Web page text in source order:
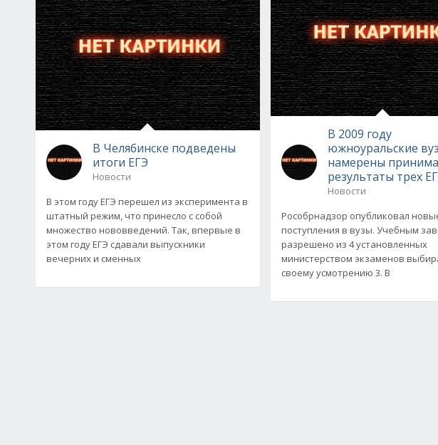
В Челябинске подведены
итоги ЕГЭ
Новости
В этом году ЕГЭ перешел из эксперимента в
штатный режим, что принесло с собой
множество нововведений. Так, впервые в
этом году ЕГЭ сдавали выпускники
вечерних и сменных
В 2009 году
южноуральские
намерены
результаты трех
Новости
Рособрнадзор опубликовал
поступления в вузы. Учебным
разрешено из 4 установленных
министерством экзаменов
своему усмотрению 3. В